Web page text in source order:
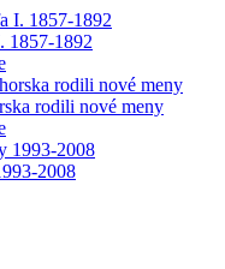
1857-1892
rodili nové meny
2008